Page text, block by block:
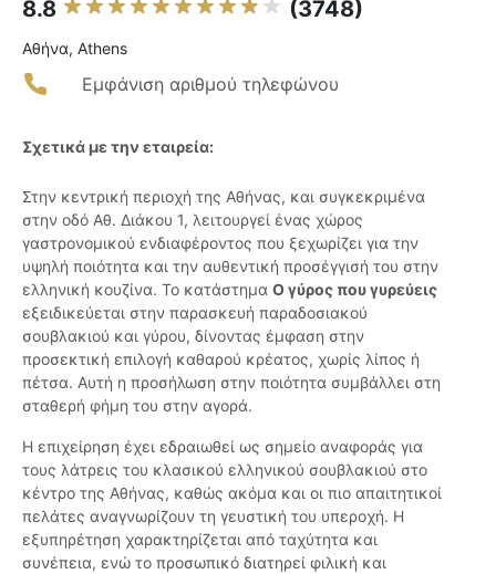
8.8 (3748)
Αθήνα, Athens
Εμφάνιση αριθμού τηλεφώνου
Σχετικά με την εταιρεία:
Στην κεντρική περιοχή της Αθήνας, και συγκεκριμένα
στην οδό Αθ. Διάκου 1, λειτουργεί ένας χώρος
γαστρονομικού ενδιαφέροντος που ξεχωρίζει για την
υψηλή ποιότητα και την αυθεντική προσέγγισή του στην
ελληνική κουζίνα. Το κατάστημα Ο γύρος που γυρεύεις
εξειδικεύεται στην παρασκευή παραδοσιακού
σουβλακιού και γύρου, δίνοντας έμφαση στην
προσεκτική επιλογή καθαρού κρέατος, χωρίς λίπος ή
πέτσα. Αυτή η προσήλωση στην ποιότητα συμβάλλει στη
σταθερή φήμη του στην αγορά.
Η επιχείρηση έχει εδραιωθεί ως σημείο αναφοράς για
τους λάτρεις του κλασικού ελληνικού σουβλακιού στο
κέντρο της Αθήνας, καθώς ακόμα και οι πιο απαιτητικοί
πελάτες αναγνωρίζουν τη γευστική του υπεροχή. Η
εξυπηρέτηση χαρακτηρίζεται από ταχύτητα και
συνέπεια, ενώ το προσωπικό διατηρεί φιλική και